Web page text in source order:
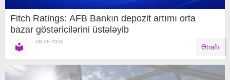
Fitch Ratings: AFB Bankın depozit artımı orta
bazar göstəricilərini üstələyib
08.08.2026
Ətraflı